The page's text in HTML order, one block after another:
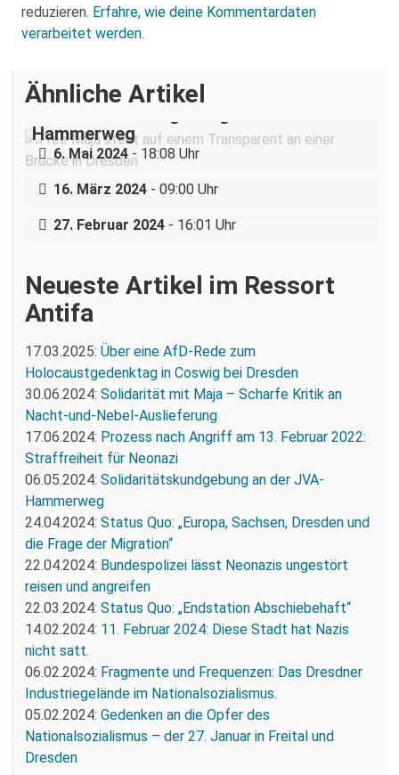
reduzieren. Erfahre, wie deine Kommentardaten
verarbeitet werden.
Ähnliche Artikel
Hammerweg
6. Mai 2024 - 18:08 Uhr
Gericht entscheidet: Kinderladen Conni
eV bleibt offen.
16. März 2024 - 09:00 Uhr
Das Gewaltmonopol im Kindergarten:
Landesjugendamt will Kinderladen Conni
27. Februar 2024 - 16:01 Uhr
Neueste Artikel im Ressort
Antifa
17.03.2025: Über eine AfD-Rede zum
Holocaustgedenktag in Coswig bei Dresden
30.06.2024: Solidarität mit Maja – Scharfe Kritik an
Nacht-und-Nebel-Auslieferung
17.06.2024: Prozess nach Angriff am 13. Februar 2022:
Straffreiheit für Neonazi
06.05.2024: Solidaritätskundgebung an der JVA-
Hammerweg
24.04.2024: Status Quo: „Europa, Sachsen, Dresden und
die Frage der Migration“
22.04.2024: Bundespolizei lässt Neonazis ungestört
reisen und angreifen
22.03.2024: Status Quo: „Endstation Abschiebehaft“
14.02.2024: 11. Februar 2024: Diese Stadt hat Nazis
nicht satt.
06.02.2024: Fragmente und Frequenzen: Das Dresdner
Industriegelände im Nationalsozialismus.
05.02.2024: Gedenken an die Opfer des
Nationalsozialismus – der 27. Januar in Freital und
Dresden